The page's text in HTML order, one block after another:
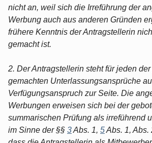
nicht an, weil sich die Irreführung der
Werbung auch aus anderen Gründen
frühere Kenntnis der Antragstellerin
gemacht ist.
2. Der Antragstellerin steht für jeden
gemachten Unterlassungsansprüche
Verfügungsanspruch zur Seite. Die
Werbungen erweisen sich bei der
summarischen Prüfung als irreführend
im Sinne der §§ 3Abs. 1, 5Abs. 1, Abs.